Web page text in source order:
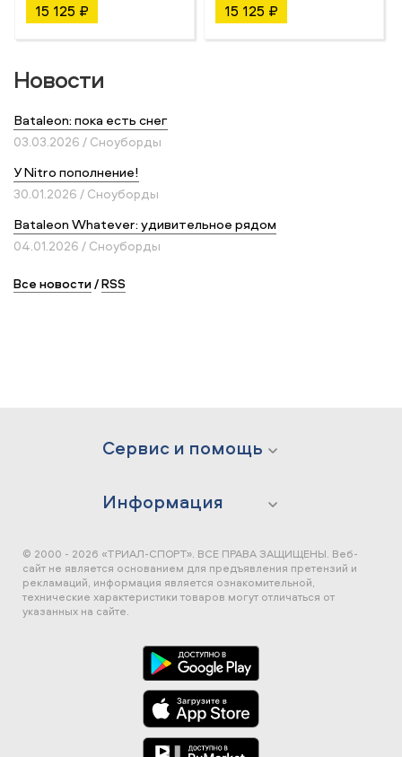
15 125 ₽
15 125 ₽
Новости
Bataleon: пока есть снег
03.03.2026 / Сноуборды
У Nitro пополнение!
30.01.2026 / Сноуборды
Bataleon Whatever: удивительное рядом
04.01.2026 / Сноуборды
Все новости/RSS
Сервис и помощь
Информация
© 2000 - 2026 «ТРИАЛ-СПОРТ». ВСЕ ПРАВА ЗАЩИЩЕНЫ. Веб-
сайт не является основанием для предъявления претензий и
рекламаций, информация является ознакомительной,
технические характеристики товаров могут отличаться от
указанных на сайте.